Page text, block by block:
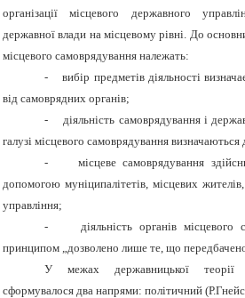
організації місцевого державного
державної влади на місцевому рівні. До
місцевого самоврядування належать:
-
вибір предметів діяльності
від самоврядних органів;
-
діяльність самоврядування і
галузі місцевого самоврядування
-
місцеве самоврядування
допомогою муніципалітетів, місцевих жителів,
управління;
-
діяльність органів
принципом „дозволено лише те, що
У межах державницької теорії
сформувалося два напрями: політичний